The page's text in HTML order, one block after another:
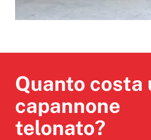
Quanto costa
capannone
telonato?